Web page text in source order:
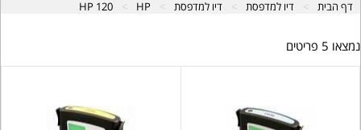
דף הבית דיו למדפסת דיו למדפסת HP
HP 120
נמצאו 5 פריטים